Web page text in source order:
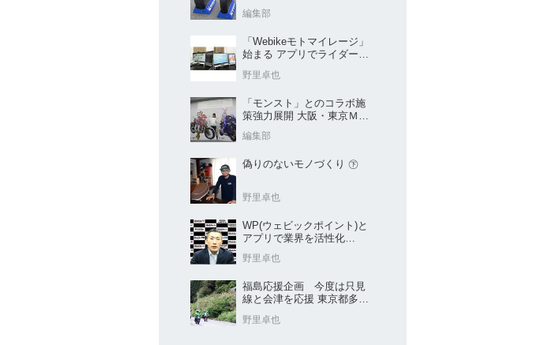
売
編集部
「Webikeモトマイレージ」
始まる アプリでライダーと
野里卓也
「モンスト」とのコラボ施
策強力展開 大阪・東京ＭＣ
編集部
偽りのないモノづくり ㊦
野里卓也
WP(ウェビックポイント)と
アプリで業界を活性化
野里卓也
福島応援企画 今度は只見
線と会津を応援 東京都多摩
野里卓也